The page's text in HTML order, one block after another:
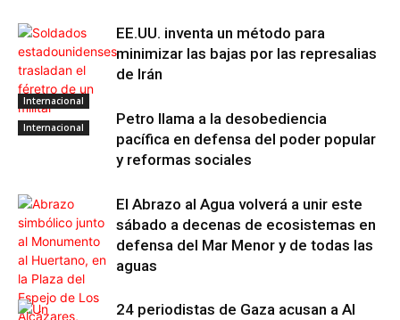
Internacional
EE.UU. inventa un método para
minimizar las bajas por las represalias
de Irán
Internacional
Petro llama a la desobediencia
pacífica en defensa del poder popular
y reformas sociales
El Abrazo al Agua volverá a unir este
sábado a decenas de ecosistemas en
defensa del Mar Menor y de todas las
aguas
24 periodistas de Gaza acusan a Al